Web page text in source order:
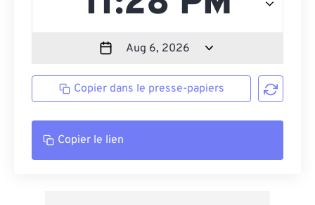
Copier dans le presse-papiers
Copier le lien